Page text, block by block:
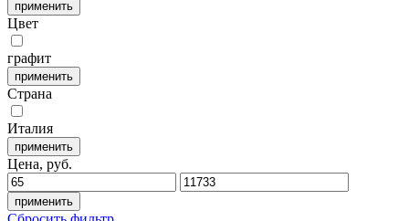
Цвет
графит
Страна
Италия
Цена, руб.